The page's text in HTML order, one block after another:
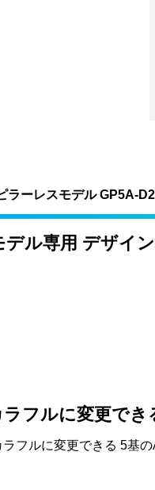
ラーレスモデル GP5A-
ル専用 デザイ
フルに変更で